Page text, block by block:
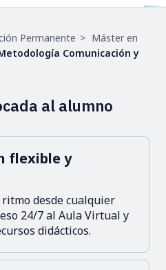
Permanente
Máster en
Comunicación y
al alumno
flexible y
desde cualquier
24/7 al Aula Virtual y
didácticos.